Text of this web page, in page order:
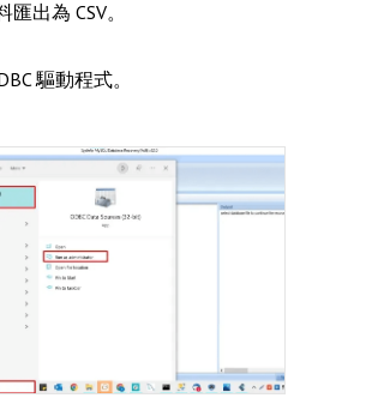
出為 CSV。
驅動程式。